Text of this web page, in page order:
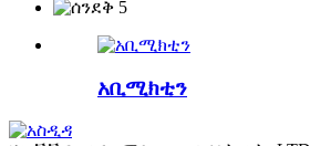
አቢሚክቲን